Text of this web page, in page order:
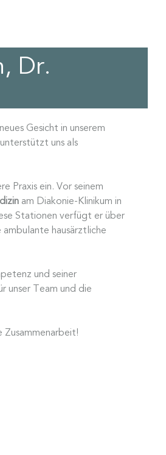
Dr.
Gesicht in unserem
unterstützt uns als
Praxis ein. Vor seinem
am Diakonie-Klinikum in
Stationen verfügt er über
ambulante hausärztliche
und seiner
unser Team und die
Zusammenarbeit!